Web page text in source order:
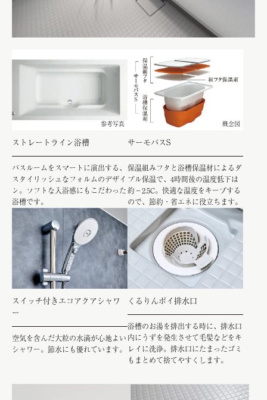
参考写真
ストレートライン浴槽
バスルームをスマートに演出する、
スタイリッシュなフォルムのデザイ
ン。ソフトな入浴感にもこだわった
浴槽です。
概念図
サーモバスS
保温組みフタと浴槽保温材によるダ
ブル保温で、4時間後の温度低下は
約−2.5C。快適な温度をキープする
ので、節約・省エネに役立ちます。
スイッチ付きエコアクアシャワ
ー
空気を含んだ大粒の水滴が心地よい
シャワー。節水にも優れています。
くるりんポイ排水口
浴槽のお湯を排出する時に、排水口
内にうずを発生させて毛髪などをキ
レイに洗浄。排水口にたまったゴミ
もまとめて捨てやすくします。